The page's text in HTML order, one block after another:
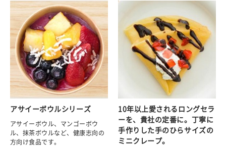
アサイーボウルシリーズ
アサイーボウル、マンゴーボウ
ル、抹茶ボウルなど、健康志向の
方向け食品です。
10年以上愛されるロングセラ
ーを、貴社の定番に。丁寧に
手作りした手のひらサイズの
ミニクレープ。